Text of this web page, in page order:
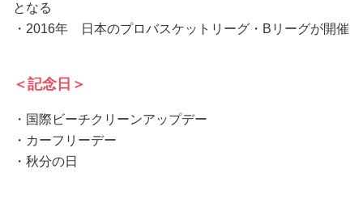
となる
・2016年 日本のプロバスケットリーグ・Bリーグが開催
＜記念日＞
・国際ビーチクリーンアップデー
・カーフリーデー
・秋分の日